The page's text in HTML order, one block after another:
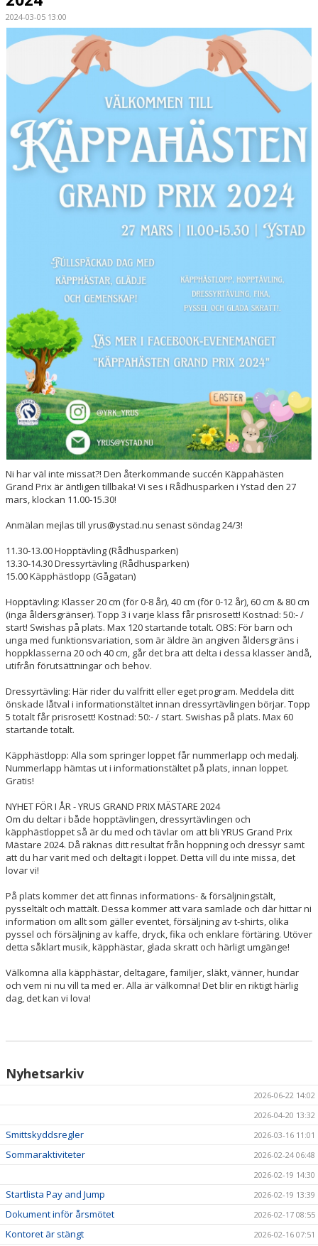
HÄSTAR
2024-03-05 13:00
Ni har väl inte missat?! Den återkommande succén Käppahästen
Grand Prix är äntligen tillbaka! Vi ses i Rådhusparken i Ystad den 27
mars, klockan 11.00-15.30!
Anmälan mejlas till yrus@ystad.nu senast söndag 24/3!
11.30-13.00 Hopptävling (Rådhusparken)
13.30-14.30 Dressyrtävling (Rådhusparken)
15.00 Käpphästlopp (Gågatan)
Hopptävling: Klasser 20 cm (för 0-8 år), 40 cm (för 0-12 år), 60 cm & 80 cm
(inga åldersgränser). Topp 3 i varje klass får prisrosett! Kostnad: 50:- /
start! Swishas på plats. Max 120 startande totalt. OBS: För barn och
unga med funktionsvariation, som är äldre än angiven åldersgräns i
hoppklasserna 20 och 40 cm, går det bra att delta i dessa klasser ändå,
utifrån förutsättningar och behov.
Dressyrtävling: Här rider du valfritt eller eget program. Meddela ditt
önskade låtval i informationstältet innan dressyrtävlingen börjar. Topp
5 totalt får prisrosett! Kostnad: 50:- / start. Swishas på plats. Max 60
startande totalt.
Käpphästlopp: Alla som springer loppet får nummerlapp och medalj.
Nummerlapp hämtas ut i informationstältet på plats, innan loppet.
Gratis!
NYHET FÖR I ÅR - YRUS GRAND PRIX MÄSTARE 2024
Om du deltar i både hopptävlingen, dressyrtävlingen och
käpphästloppet så är du med och tävlar om att bli YRUS Grand Prix
Mästare 2024. Då räknas ditt resultat från hoppning och dressyr samt
att du har varit med och deltagit i loppet. Detta vill du inte missa, det
lovar vi!
På plats kommer det att finnas informations- & försäljningstält,
pysseltält och mattält. Dessa kommer att vara samlade och där hittar ni
information om allt som gäller eventet, försäljning av t-shirts, olika
pyssel och försäljning av kaffe, dryck, fika och enklare förtäring. Utöver
detta såklart musik, käpphästar, glada skratt och härligt umgänge!
Välkomna alla käpphästar, deltagare, familjer, släkt, vänner, hundar
och vem ni nu vill ta med er. Alla är välkomna! Det blir en riktigt härlig
dag, det kan vi lova!
Nyhetsarkiv
2026-06-22 14:02
2026-04-20 13:32
Smittskyddsregler 2026-03-16 11:01
Sommaraktiviteter
2026-02-24 06:48
2026-02-19 14:30
Startlista Pay and Jump 2026-02-19 13:39
Dokument inför årsmötet 2026-02-17 08:55
Kontoret är stängt
2026-02-16 07:51